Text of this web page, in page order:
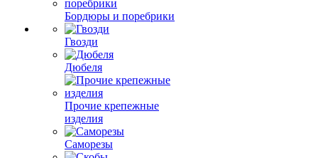
Бордюры и поребрики
Гвозди
Дюбеля
Прочие крепежные
изделия
Саморезы